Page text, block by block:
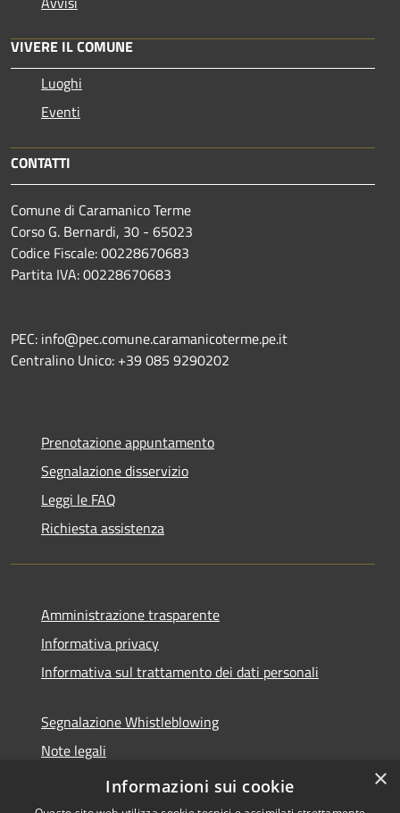
VIVERE IL COMUNE
Luoghi
Eventi
CONTATTI
Comune di Caramanico Terme
Corso G. Bernardi, 30 - 65023
Codice Fiscale: 00228670683
Partita IVA: 00228670683
PEC: info@pec.comune.caramanicoterme.pe.it
Centralino Unico: +39 085 9290202
Prenotazione appuntamento
Segnalazione disservizio
Leggi le FAQ
Richiesta assistenza
Amministrazione trasparente
Informativa privacy
Informativa sul trattamento dei dati personali
Segnalazione Whistleblowing
Note legali
Dichiarazione di accessibilità
×
Informazioni sui cookie